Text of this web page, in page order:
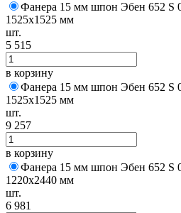
Фанера 15 мм шпон Эбен 652 S
1525х1525 мм
шт.
5 515
в корзину
Фанера 15 мм шпон Эбен 652 S
1525х1525 мм
шт.
9 257
в корзину
Фанера 15 мм шпон Эбен 652 S
1220х2440 мм
шт.
6 981